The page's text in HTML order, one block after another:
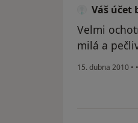
Váš účet
Velmi
milá a
15. dubna 2010 • •